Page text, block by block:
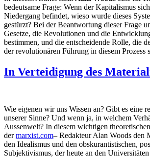
bedeutsame Frage: Wenn der Kapitalismus
Niedergang befindet, wieso wurde dieses
gestürzt? Bei der Beantwortung dieser Frage
Gesetze, die Revolutionen und die
bestimmen, und die entscheidende Rolle, die
der revolutionären Führung in diesem Prozess
In Verteidigung des
Wie eigenen wir uns Wissen an? Gibt es eine
unserer Sinne? Und wenn ja, in welchem
Aussenwelt? In diesem wichtigen
dermarxist.com– Redakteur Alan Woods den
den Idealismus und den obskurantistischen,
Subjektivismus, der heute an den